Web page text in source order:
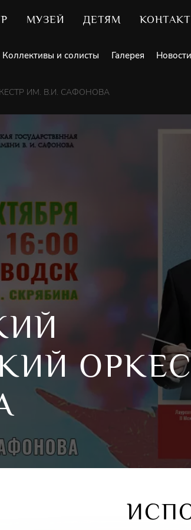
МУЗЕЙ ДЕТЯМ
Коллективы и солисты Галерея Новости
ИМ. В.И. САФОНОВА